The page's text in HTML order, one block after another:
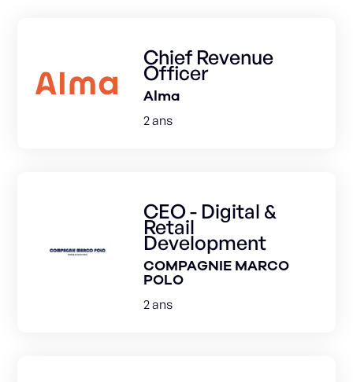
Chief Revenue
Officer
Alma
2 ans
CEO - Digital &
Retail
Development
COMPAGNIE MARCO
POLO
2 ans